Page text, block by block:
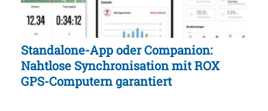
Standalone-App oder Companion:
Nahtlose Synchronisation mit ROX
GPS-Computern garantiert